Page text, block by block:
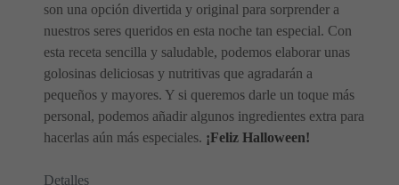
son una opción divertida y original para sorprender a
nuestros seres queridos en esta noche tan especial. Con
esta receta sencilla y saludable, podemos elaborar unas
golosinas deliciosas y nutritivas que agradarán a
pequeños y mayores. Y si queremos darle un toque más
personal, podemos añadir algunos ingredientes extra para
hacerlas aún más especiales. ¡Feliz Halloween!
Detalles